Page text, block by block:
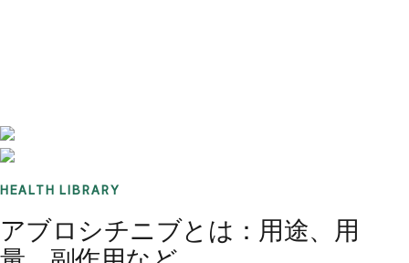
HEALTH LIBRARY
アブロシチニブとは：用途、用